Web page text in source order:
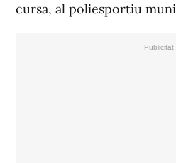
cursa, al poliesportiu